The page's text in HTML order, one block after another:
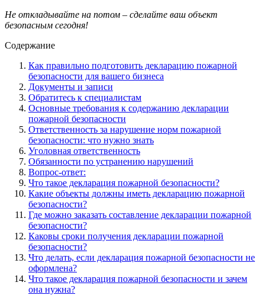
Не откладывайте на потом – сделайте ваш объект
безопасным сегодня!
Содержание
Как правильно подготовить декларацию пожарной
безопасности для вашего бизнеса
Документы и записи
Обратитесь к специалистам
Основные требования к содержанию декларации
пожарной безопасности
Ответственность за нарушение норм пожарной
безопасности: что нужно знать
Уголовная ответственность
Обязанности по устранению нарушений
Вопрос-ответ:
Что такое декларация пожарной безопасности?
Какие объекты должны иметь декларацию пожарной
безопасности?
Где можно заказать составление декларации пожарной
безопасности?
Каковы сроки получения декларации пожарной
безопасности?
Что делать, если декларация пожарной безопасности не
оформлена?
Что такое декларация пожарной безопасности и зачем
она нужна?